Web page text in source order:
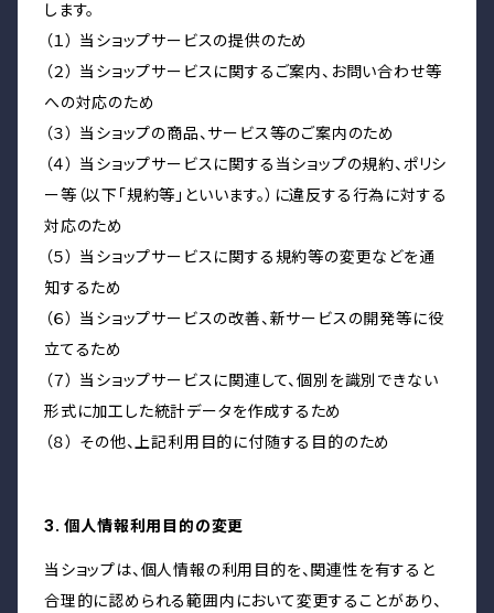
します。
（１） 当ショップサービスの提供のため
（２） 当ショップサービスに関するご案内、お問い合わせ等
への対応のため
（３） 当ショップの商品、サービス等のご案内のため
（４） 当ショップサービスに関する当ショップの規約、ポリシ
ー等（以下「規約等」といいます。）に違反する行為に対する
対応のため
（５） 当ショップサービスに関する規約等の変更などを通
知するため
（６） 当ショップサービスの改善、新サービスの開発等に役
立てるため
（７） 当ショップサービスに関連して、個別を識別できない
形式に加工した統計データを作成するため
（８） その他、上記利用目的に付随する目的のため
3. 個人情報利用目的の変更
当ショップは、個人情報の利用目的を、関連性を有すると
合理的に認められる範囲内において変更することがあり、